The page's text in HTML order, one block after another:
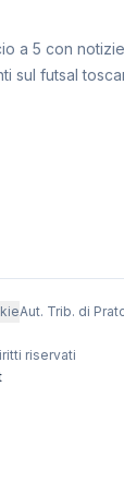
a 5 con
sul futsal
Aut. Trib. di
riservati